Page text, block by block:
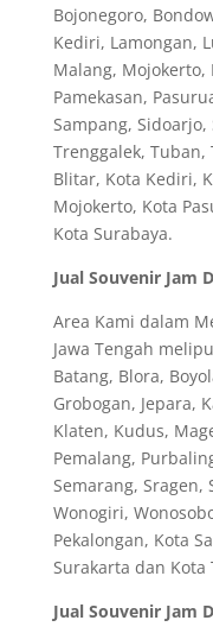
Bojonegoro,
Kediri, Lamongan,
Malang, Mojokerto,
Pamekasan,
Sampang,
Trenggalek, Tuban,
Blitar, Kota Kediri,
Mojokerto, Kota
Kota Surabaya.
Jual Souvenir Jam
Area Kami dalam
Jawa Tengah
Batang, Blora,
Grobogan, Jepara,
Klaten, Kudus,
Pemalang,
Semarang, Sragen,
Wonogiri,
Pekalongan, Kota
Surakarta dan Kota
Jual Souvenir Jam